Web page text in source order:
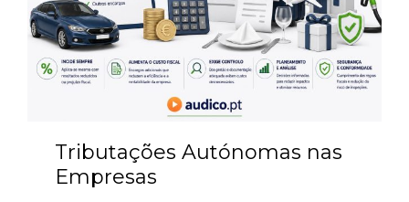
Tributações Autónomas nas
Empresas